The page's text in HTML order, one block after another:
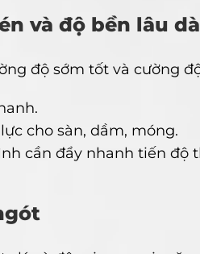
và độ bền lâu
độ sớm tốt và cường
cho sàn, dầm, móng.
cần đẩy nhanh tiến độ